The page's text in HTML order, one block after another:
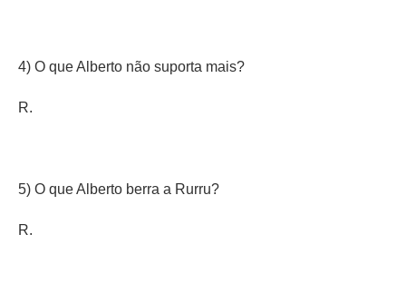
4) O que Alberto não suporta mais?
R.
5) O que Alberto berra a Rurru?
R.